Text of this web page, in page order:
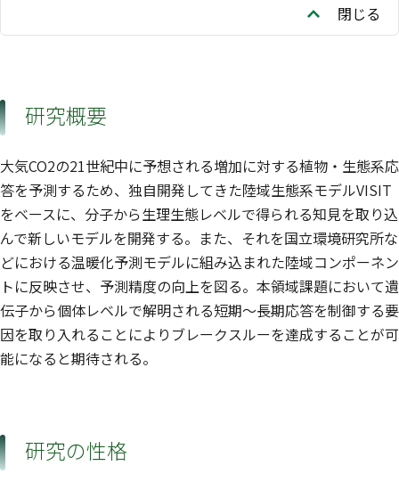
閉じる
研究概要
大気CO2の21世紀中に予想される増加に対する植物・生態系応
答を予測するため、独自開発してきた陸域生態系モデルVISIT
をベースに、分子から生理生態レベルで得られる知見を取り込
んで新しいモデルを開発する。また、それを国立環境研究所な
どにおける温暖化予測モデルに組み込まれた陸域コンポーネン
トに反映させ、予測精度の向上を図る。本領域課題において遺
伝子から個体レベルで解明される短期〜長期応答を制御する要
因を取り入れることによりブレークスルーを達成することが可
能になると期待される。
研究の性格